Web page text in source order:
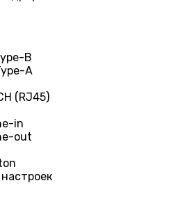
B
A
(RJ45)
in
out